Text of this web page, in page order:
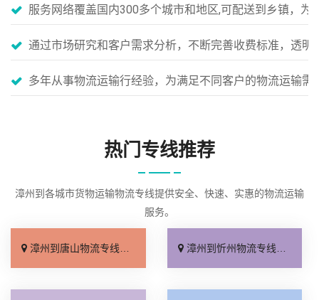
服务网络覆盖国内300多个城市和地区,可配送到乡镇，为
通过市场研究和客户需求分析，不断完善收费标准，透明
多年从事物流运输行经验，为满足不同客户的物流运输
热门专线推荐
漳州到各城市货物运输物流专线提供安全、快速、实惠的物流运输
服务。
漳州到唐山物流专线_准时准点「一站式托运」 漳州到忻州物流专线_直达往返「按时送达」